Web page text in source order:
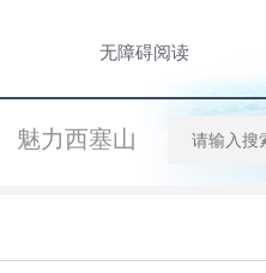
无障碍阅读
魅力西塞山